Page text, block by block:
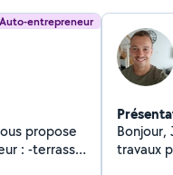
Auto-entrepreneur
propose
Bonjour,
travaux